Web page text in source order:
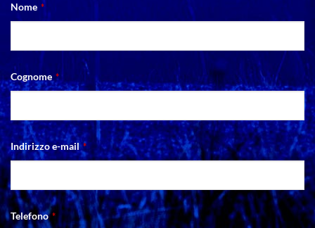
Nome *
Cognome *
Indirizzo e-mail *
Telefono *